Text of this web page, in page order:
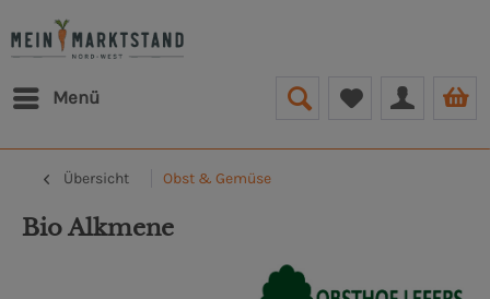
Menü
Übersicht Obst & Gemüse
Bio Alkmene